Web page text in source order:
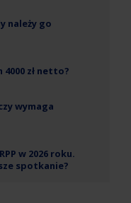
należy go
zł netto?
wymaga
w 2026 roku.
spotkanie?